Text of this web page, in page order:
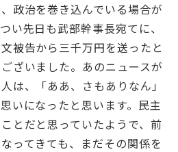
政治を巻き込んでいる場合が
い先日も武部幹事長宛てに、
被告から三千万円を送ったと
ざいました。あのニュースが
は、「ああ、さもありなん」
いになったと思います。民主
とだと思っていたようで、前
ってきても、まだその関係を